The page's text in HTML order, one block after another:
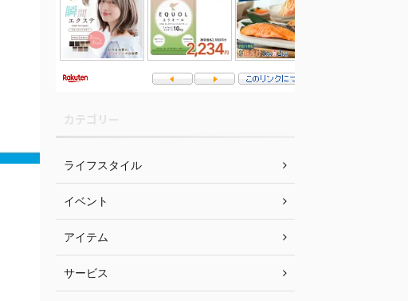
ライフスタイル
イベント
アイテム
サービス